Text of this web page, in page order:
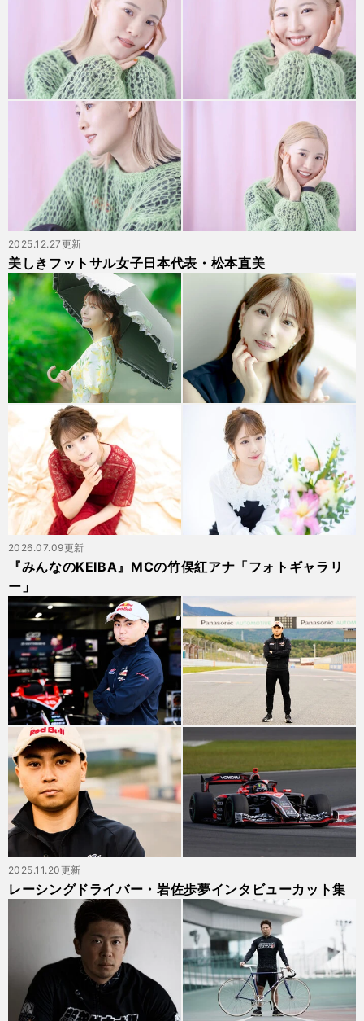
美しきフットサル女子日本代表・松本直美
2025.12.27更新
『みんなのKEIBA』MCの竹俣紅アナ「フォトギャラリ
ー」
2026.07.09更新
レーシングドライバー・岩佐歩夢インタビューカット集
2025.11.20更新